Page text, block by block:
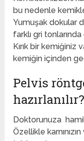
bu nedenle
Yumuşak dokular
farklı gri
Kırık bir kemiğiniz
kemiğin içinden
Pelvis
hazırlanılır?
Doktorunuza
Özellikle